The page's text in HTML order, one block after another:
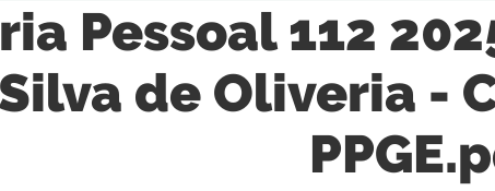
Pessoal 112
de Oliveria -